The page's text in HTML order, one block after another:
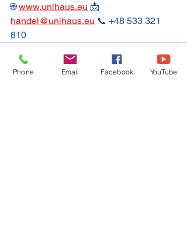
🌐 www.unihaus.eu 📩
handel@unihaus.eu 📞 +48 533 321
810
Phone Email Facebook YouTube